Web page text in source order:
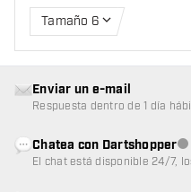
Tamaño 6
Enviar un e-mail
Respuesta dentro de 1 día hábil
Chatea con Dartshopper
El chat está disponible 24/7,